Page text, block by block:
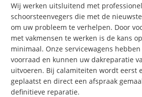
Wij werken uitsluitend met
schoorsteenvegers die met de
om uw probleem te verhelpen. Door
met vakmensen te werken is de kans
minimaal. Onze servicewagens
voorraad en kunnen uw dakreparatie
uitvoeren. Bij calamiteiten wordt eerst
geplaatst en direct een afspraak
definitieve reparatie.